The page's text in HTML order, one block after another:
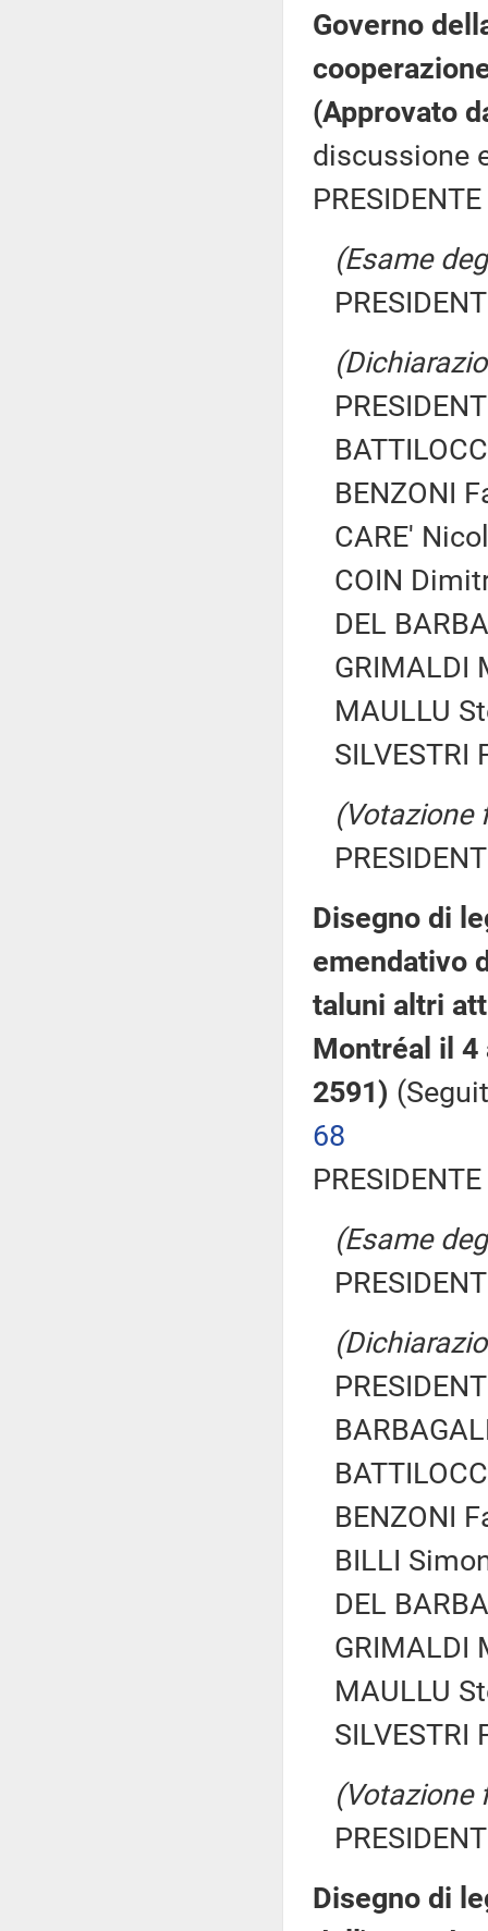
Governo
(Approvato
discussione
(Esame
BENZONI
CARE'
COIN
DEL
GRIMALDI
MAULLU
(Votazione
Disegno di
emendativo
taluni altri
Montréal il 4
2591)
68
(Esame
BENZONI
BILLI
DEL
GRIMALDI
MAULLU
(Votazione
Disegno di